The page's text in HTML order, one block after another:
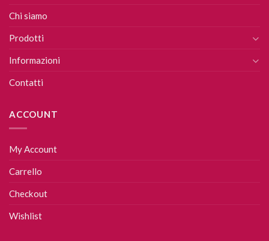
Chi siamo
Prodotti
Informazioni
Contatti
ACCOUNT
My Account
Carrello
Checkout
Wishlist